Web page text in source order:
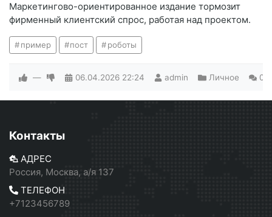
Маркетингово-ориентированное издание тормозит
фирменный клиентский спрос, работая над проектом.
пример пост роботы
— 06.04.2026 22:24 admin Личное 0
Контакты
АДРЕС
Россия, Москва, а/я 137
ТЕЛЕФОН
+7123456789